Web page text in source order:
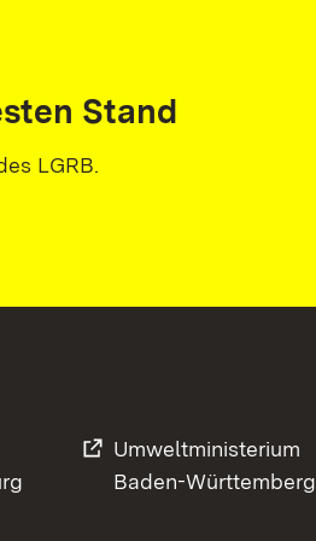
Stand
LGRB.
Umweltministerium
Baden-Württemberg